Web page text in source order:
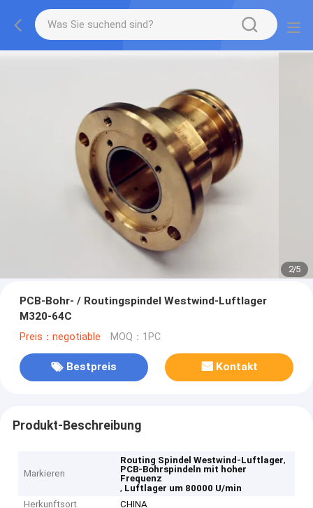
2/5
PCB-Bohr- / Routingspindel Westwind-Luftlager
M320-64C
Preis：negotiable MOQ：1PC
Bestpreis Kontakt
Produkt-Beschreibung
Markieren
Routing Spindel Westwind-Luftlager,
PCB-Bohrspindeln mit hoher
Frequenz
, Luftlager um 80000 U/min
Herkunftsort
CHINA